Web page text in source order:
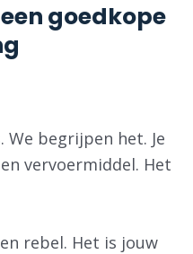
goedkope
begrijpen het. Je
vervoermiddel. Het
rebel. Het is jouw